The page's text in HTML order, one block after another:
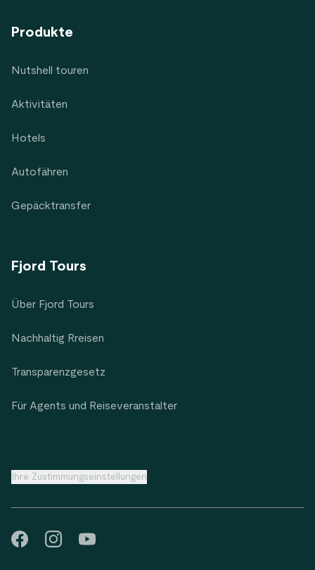
Produkte
Nutshell touren
Aktivitäten
Hotels
Autofähren
Gepäcktransfer
Fjord Tours
Über Fjord Tours
Nachhaltig Rreisen
Transparenzgesetz
Für Agents und Reiseveranstalter
Ihre Zustimmungseinstellungen